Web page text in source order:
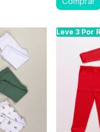
Leve 3 Por